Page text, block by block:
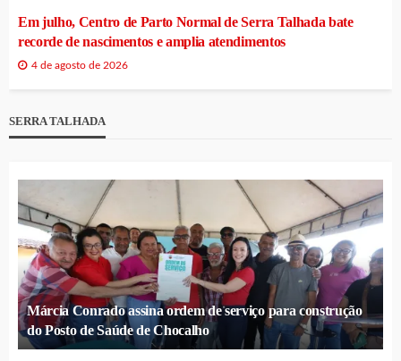
Em julho, Centro de Parto Normal de Serra Talhada bate
recorde de nascimentos e amplia atendimentos
4 de agosto de 2026
SERRA TALHADA
Márcia Conrado assina ordem de serviço para construção
do Posto de Saúde de Chocalho